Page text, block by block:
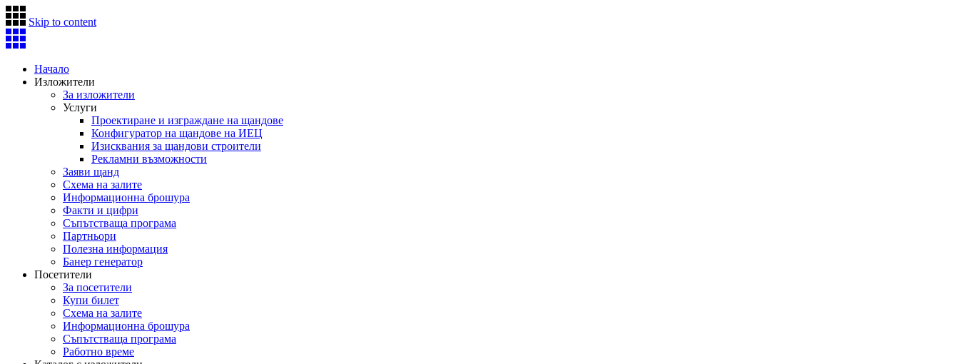
Skip to content
Начало
Изложители
За изложители
Услуги
Проектиране и изграждане на щандове
Конфигуратор на щандове на ИЕЦ
Изисквания за щандови строители
Рекламни възможности
Заяви щанд
Схема на залите
Информационна брошура
Факти и цифри
Съпътстваща програма
Партньори
Полезна информация
Банер генератор
Посетители
За посетители
Купи билет
Схема на залите
Информационна брошура
Съпътстваща програма
Работно време